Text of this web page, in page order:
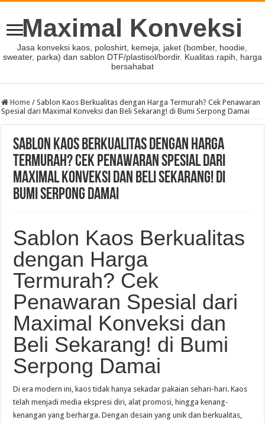
Maximal Konveksi
Jasa konveksi kaos, poloshirt, kemeja, jaket (bomber, hoodie,
sweater, parka) dan sablon DTF/plastisol/bordir. Kualitas rapih, harga
bersahabat
Home / Sablon Kaos Berkualitas dengan Harga Termurah? Cek Penawaran
Spesial dari Maximal Konveksi dan Beli Sekarang! di Bumi Serpong Damai
Sablon Kaos Berkualitas dengan Harga
Termurah? Cek Penawaran Spesial dari
Maximal Konveksi dan Beli Sekarang! di
Bumi Serpong Damai
Sablon Kaos Berkualitas
dengan Harga
Termurah? Cek
Penawaran Spesial dari
Maximal Konveksi dan
Beli Sekarang! di Bumi
Serpong Damai
Di era modern ini, kaos tidak hanya sekadar pakaian sehari-hari. Kaos
telah menjadi media ekspresi diri, alat promosi, hingga kenang-
kenangan yang berharga. Dengan desain yang unik dan berkualitas,